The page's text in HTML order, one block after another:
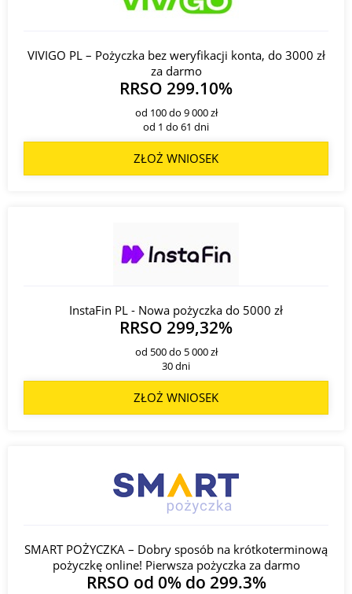
VIVIGO PL – Pożyczka bez weryfikacji konta, do 3000 zł
za darmo
RRSO 299.10%
od 100 do 9 000 zł
od 1 do 61 dni
ZŁOŻ WNIOSEK
InstaFin PL - Nowa pożyczka do 5000 zł
RRSO 299,32%
od 500 do 5 000 zł
30 dni
ZŁOŻ WNIOSEK
SMART POŻYCZKA – Dobry sposób na krótkoterminową
pożyczkę online! Pierwsza pożyczka za darmo
RRSO od 0% do 299.3%